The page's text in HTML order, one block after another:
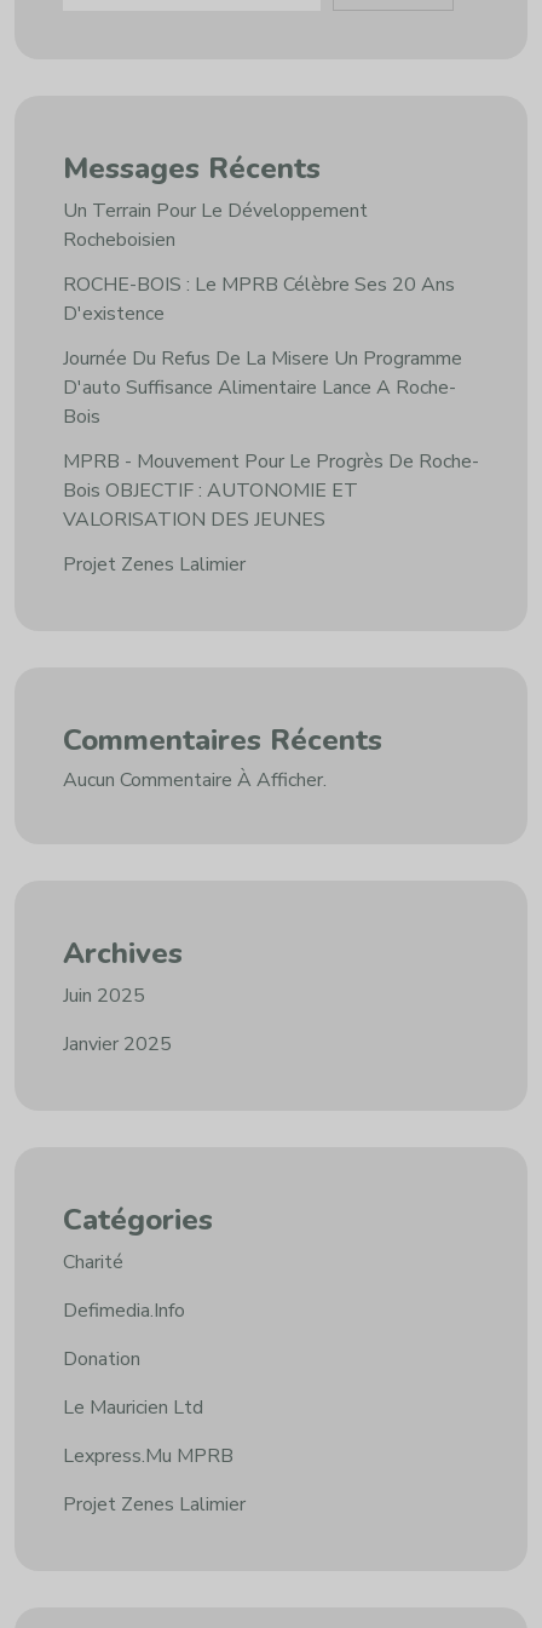
Messages Récents
Un Terrain Pour Le Développement
Rocheboisien
ROCHE-BOIS : Le MPRB Célèbre Ses 20 Ans
D'existence
Journée Du Refus De La Misere Un Programme
D'auto Suffisance Alimentaire Lance A Roche-
Bois
MPRB - Mouvement Pour Le Progrès De Roche-
Bois OBJECTIF : AUTONOMIE ET
VALORISATION DES JEUNES
Projet Zenes Lalimier
Commentaires Récents
Aucun Commentaire À Afficher.
Archives
Juin 2025
Janvier 2025
Catégories
Charité
Defimedia.info
Donation
Le Mauricien Ltd
Lexpress.mu MPRB
Projet Zenes Lalimier